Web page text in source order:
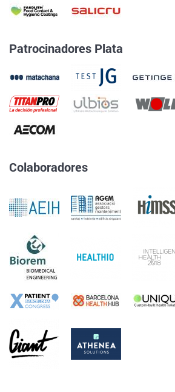
Patrocinadores Plata
Colaboradores